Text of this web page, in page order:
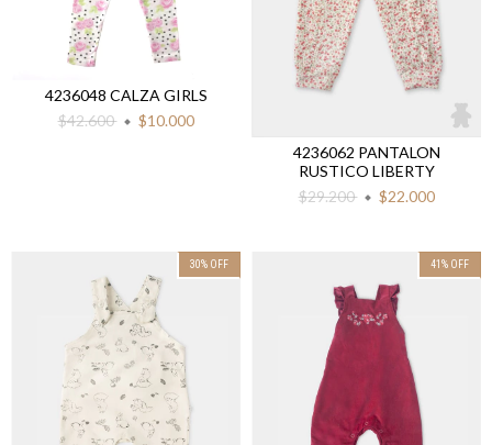
4236048 CALZA GIRLS
$42.600
$10.000
4236062 PANTALON
RUSTICO LIBERTY
$29.200
$22.000
30% OFF 41 % OFF